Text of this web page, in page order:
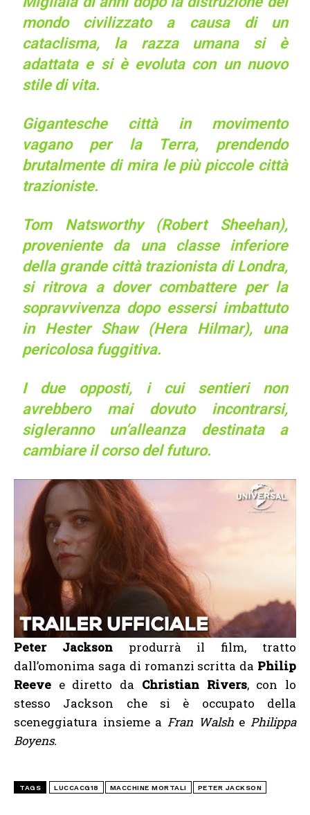
mondo civilizzato a causa di un
cataclisma, la razza umana si è
adattata e si è evoluta con un nuovo
stile di vita.
Gigantesche città in movimento
vagano per la Terra, prendendo
brutalmente di mira le più piccole città
trazioniste.
Tom Natsworthy (Robert Sheehan),
proveniente da una classe inferiore
della grande città trazionista di Londra,
si ritrova a dover combattere per la
sopravvivenza dopo essersi imbattuto
in Hester Shaw (Hera Hilmar), una
pericolosa fuggitiva.
I due opposti, i cui sentieri non
avrebbero mai dovuto incontrarsi,
sigleranno un’alleanza destinata a
cambiare il corso del futuro.
Peter Jacksonprodurrà il film, tratto
dall’omonima saga di romanzi scritta da Philip
Reeve e diretto da Christian Rivers, con lo
stesso Jackson che si è occupato della
sceneggiatura insieme a Fran WalshePhilippa
Boyens.
TAGS LUCCACG18 MACCHINE MORTALI PETER JACKSON